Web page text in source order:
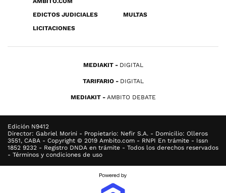
EDICTOS JUDICIALES
MULTAS
LICITACIONES
MEDIAKIT DIGITAL
TARIFARIO DIGITAL
MEDIAKIT AMBITO DEBATE
Edición N9412
Director: Gabriel Morini - Propietario: Nefir S.A. - Domicilio: Olleros
3551, CABA - Copyright © 2019 Ambito.com - RNPI En trámite - Issn
1852 9232 - Registro DNDA en trámite - Todos los derechos reservados
- Términos y condiciones de uso